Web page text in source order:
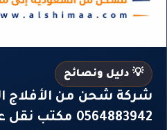
💡 دليل ونصائح
شركة شحن من الأفلاج
0564883942